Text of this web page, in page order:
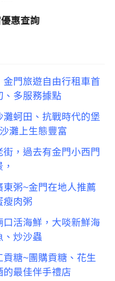
惠查詢
金門旅遊自由行租車首
、多服務據點
灘蚵田、抗戰時代的堡
灘上生態豐富
街，過去有金門小西門
東粥~金門在地人推薦
瘦肉粥
口活海鮮，大啖新鮮海
、炒沙蟲
貢糖~團購貢糖、花生
最佳伴手禮店